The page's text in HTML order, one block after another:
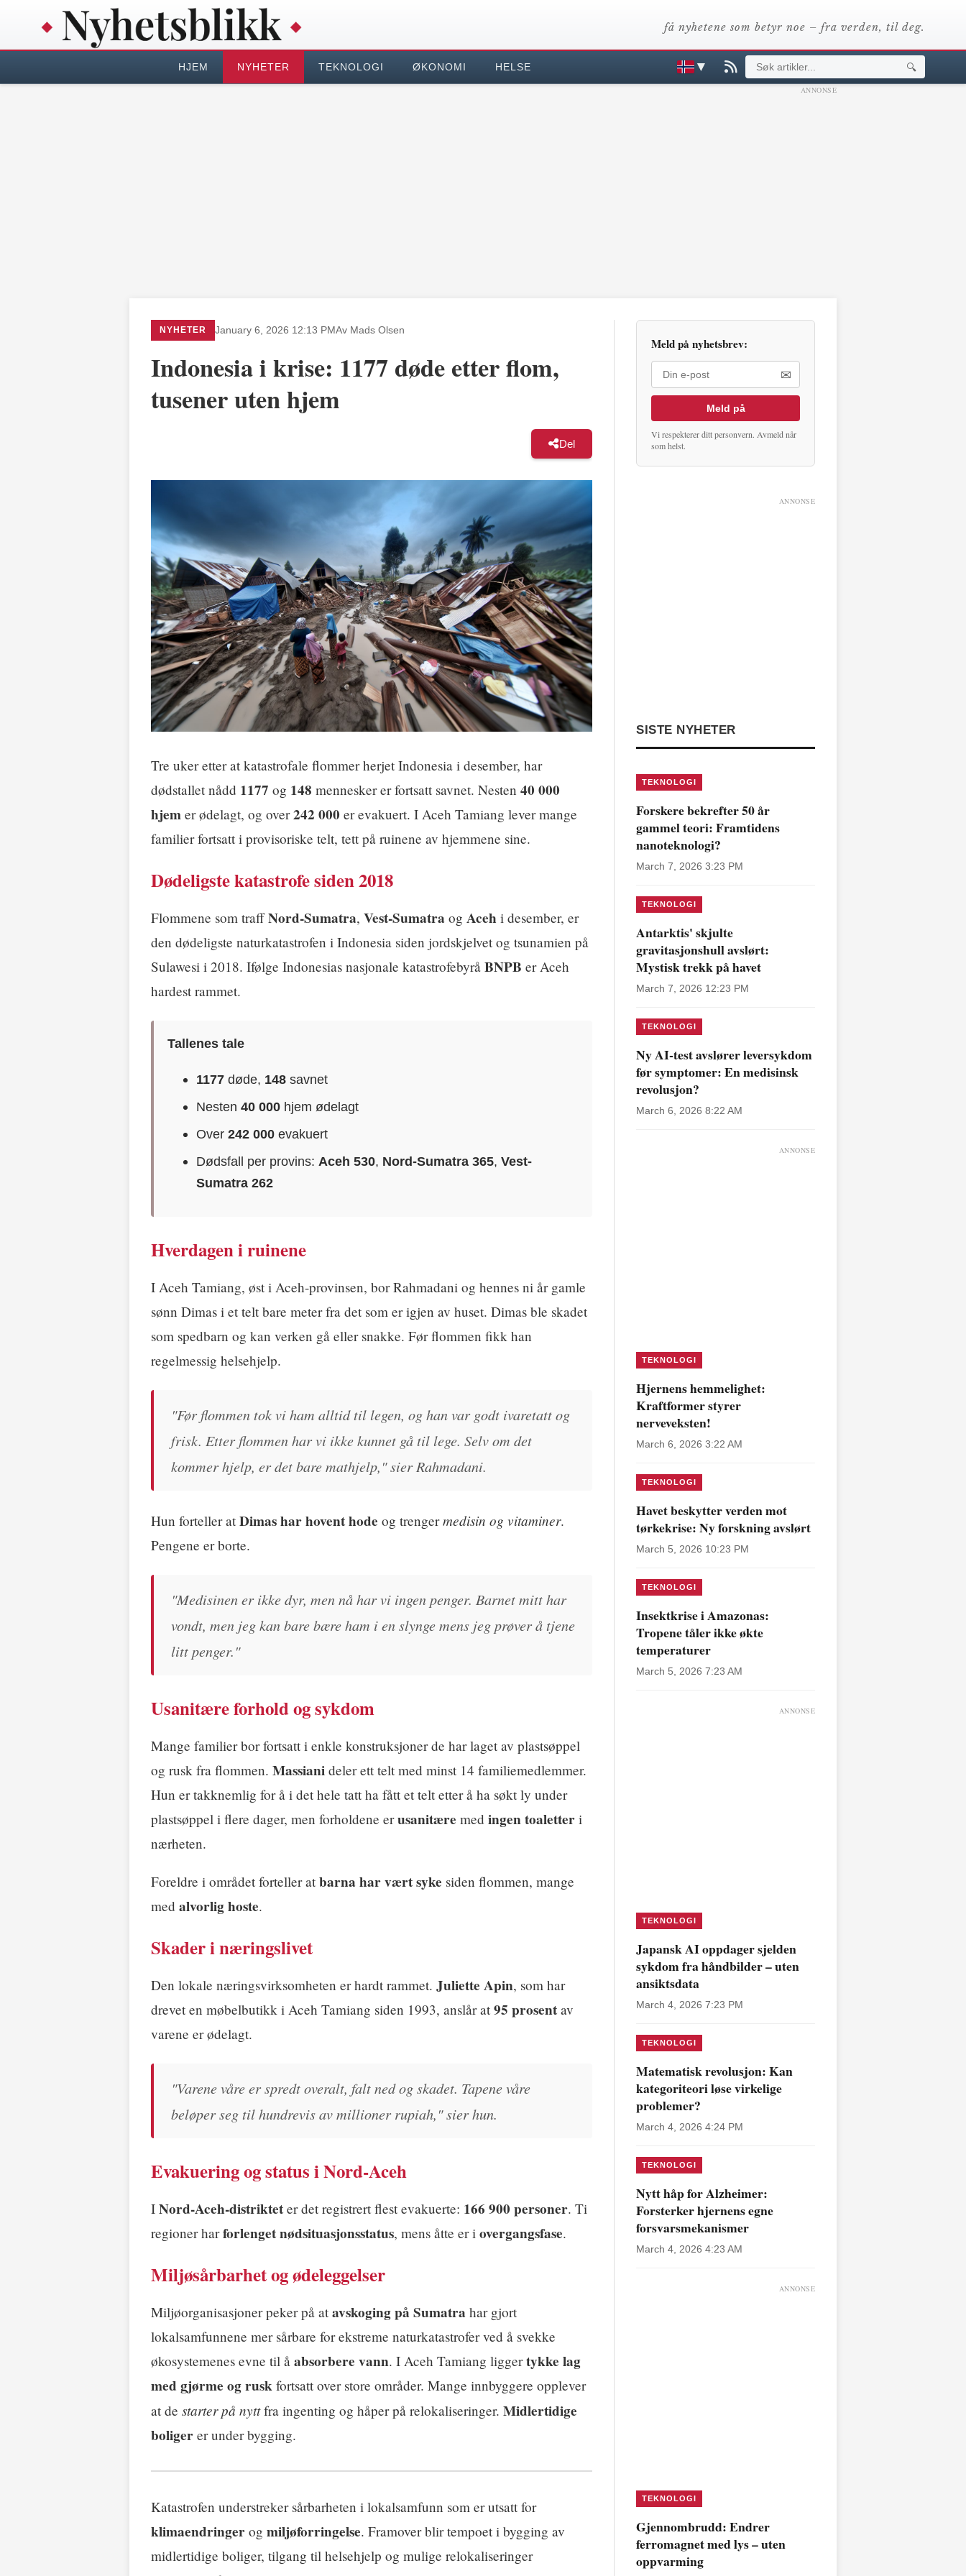
få nyhetene som betyr noe – fra verden, til deg.
HJEM NYHETER TEKNOLOGI ØKONOMI HELSE ▼ 🔍
ANNONSE
NYHETER January 6, 2026 12:13 PMAv Mads Olsen
Indonesia i krise: 1177 døde etter flom,
tusener uten hjem
Del
Tre uker etter at katastrofale flommer herjet Indonesia i desember, har
dødstallet nådd 1177 og 148 mennesker er fortsatt savnet. Nesten 40 000
hjem er ødelagt, og over242 000 er evakuert. I Aceh Tamiang lever mange
familier fortsatt i provisoriske telt, tett på ruinene av hjemmene sine.
Dødeligste katastrofe siden 2018
Flommene som traffNord-Sumatra, Vest-Sumatra og Aceh i desember, er
den dødeligste naturkatastrofen i Indonesia siden jordskjelvet og tsunamien på
Sulawesi i 2018. Ifølge Indonesias nasjonale katastrofebyrå BNPB er Aceh
hardest rammet.
Tallenes tale
1177 døde, 148 savnet
Nesten40 000 hjem ødelagt
Over242 000 evakuert
Dødsfall per provins:Aceh 530, Nord-Sumatra 365,Vest-
Sumatra 262
Hverdagen i ruinene
I Aceh Tamiang, øst i Aceh-provinsen, bor Rahmadani og hennes ni år gamle
sønn Dimas i et telt bare meter fra det som er igjen av huset. Dimas ble skadet
som spedbarn og kan verken gå eller snakke. Før flommen fikk han
regelmessig helsehjelp.
"Før flommen tok vi ham alltid til legen, og han var godt ivaretatt og
frisk. Etter flommen har vi ikke kunnet gå til lege. Selv om det
kommer hjelp, er det bare mathjelp," sier Rahmadani.
Hun forteller at Dimas har hovent hode og trengermedisin og vitaminer.
Pengene er borte.
"Medisinen er ikke dyr, men nå har vi ingen penger. Barnet mitt har
vondt, men jeg kan bare bære ham i en slynge mens jeg prøver å tjene
litt penger."
Usanitære forhold og sykdom
Mange familier bor fortsatt i enkle konstruksjoner de har laget av plastsøppel
og rusk fra flommen. Massiani deler ett telt med minst 14 familiemedlemmer.
Hun er takknemlig for å i det hele tatt ha fått et telt etter å ha søkt ly under
plastsøppel i flere dager, men forholdene erusanitære med ingen toaletter i
nærheten.
Foreldre i området forteller at barna har vært syke siden flommen, mange
med alvorlig hoste.
Skader i næringslivet
Den lokale næringsvirksomheten er hardt rammet. Juliette Apin, som har
drevet en møbelbutikk i Aceh Tamiang siden 1993, anslår at 95 prosent av
varene er ødelagt.
"Varene våre er spredt overalt, falt ned og skadet. Tapene våre
beløper seg til hundrevis av millioner rupiah," sier hun.
Evakuering og status i Nord-Aceh
I Nord-Aceh-distriktet er det registrert flest evakuerte: 166 900 personer. Ti
regioner harforlenget nødsituasjonsstatus, mens åtte er i overgangsfase.
Miljøsårbarhet og ødeleggelser
Miljøorganisasjoner peker på at avskoging på Sumatra har gjort
lokalsamfunnene mer sårbare for ekstreme naturkatastrofer ved å svekke
økosystemenes evne til å absorbere vann. I Aceh Tamiang liggertykke lag
med gjørme og rusk fortsatt over store områder. Mange innbyggere opplever
at de starter på nyttfra ingenting og håper på relokaliseringer. Midlertidige
boliger er under bygging.
Katastrofen understreker sårbarheten i lokalsamfunn som er utsatt for
klimaendringer og miljøforringelse. Framover blir tempoet i bygging av
midlertidige boliger, tilgang til helsehjelp og mulige relokaliseringer
Meld på nyhetsbrev:
✉
Meld på
Vi respekterer ditt personvern. Avmeld når
som helst.
ANNONSE
SISTE NYHETER
TEKNOLOGI
Forskere bekrefter 50 år
gammel teori: Framtidens
nanoteknologi?
March 7, 2026 3:23 PM
TEKNOLOGI
Antarktis' skjulte
gravitasjonshull avslørt:
Mystisk trekk på havet
March 7, 2026 12:23 PM
TEKNOLOGI
Ny AI-test avslører leversykdom
før symptomer: En medisinsk
revolusjon?
March 6, 2026 8:22 AM
ANNONSE
TEKNOLOGI
Hjernens hemmelighet:
Kraftformer styrer
nerveveksten!
March 6, 2026 3:22 AM
TEKNOLOGI
Havet beskytter verden mot
tørkekrise: Ny forskning avslørt
March 5, 2026 10:23 PM
TEKNOLOGI
Insektkrise i Amazonas:
Tropene tåler ikke økte
temperaturer
March 5, 2026 7:23 AM
ANNONSE
TEKNOLOGI
Japansk AI oppdager sjelden
sykdom fra håndbilder – uten
ansiktsdata
March 4, 2026 7:23 PM
TEKNOLOGI
Matematisk revolusjon: Kan
kategoriteori løse virkelige
problemer?
March 4, 2026 4:24 PM
TEKNOLOGI
Nytt håp for Alzheimer:
Forsterker hjernens egne
forsvarsmekanismer
March 4, 2026 4:23 AM
ANNONSE
TEKNOLOGI
Gjennombrudd: Endrer
ferromagnet med lys – uten
oppvarming